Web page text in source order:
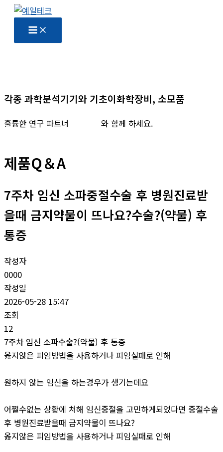
기
각종 과학분석기기와 기초이화학장비, 소모품
훌륭한 연구 파트너 와 함께 하세요.
제품Q＆A
7주차 임신 소파중절수술 후 병원진료받
을때 금지약물이 뜨나요?수술?(약물) 후
통증
작성자
0000
작성일
2026-05-28 15:47
조회
12
7주차 임신 소파수술?(약물) 후 통증
옳지않은 피임방법을 사용하거나 피임실패로 인해
원하지 않는 임신을 하는경우가 생기는데요
어쩔수없는 상황에 처해 임신중절을 고민하게되었다면 중절수술
후 병원진료받을때 금지약물이 뜨나요?
옳지않은 피임방법을 사용하거나 피임실패로 인해